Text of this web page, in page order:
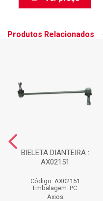
Produtos Relacionados
BIELETA DIANTEIRA :
AX02151
Código: AX02151
Embalagem: PC
Axios